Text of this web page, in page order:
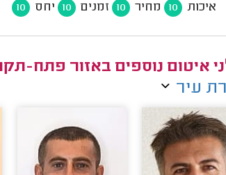
איכות 10 מחיר 10 זמנים 10 יחס 10
איטום נוספים באזור פתח-
עיר